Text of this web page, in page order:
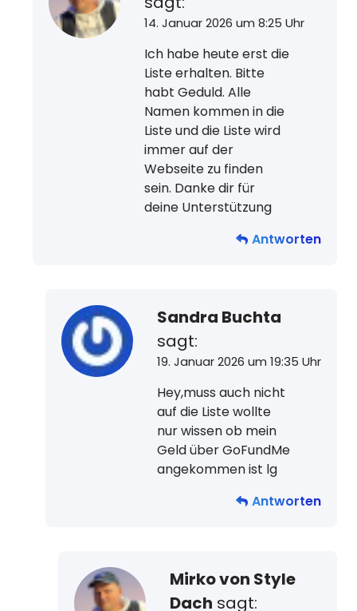
14. Januar 2026 um 8:25 Uhr
Ich habe heute erst die
Liste erhalten. Bitte
habt Geduld. Alle
Namen kommen in die
Liste und die Liste wird
immer auf der
Webseite zu finden
sein. Danke dir für
deine Unterstützung
Antworten
Sandra Buchta
sagt:
19. Januar 2026 um 19:35 Uhr
Hey,muss auch nicht
auf die Liste wollte
nur wissen ob mein
Geld über GoFundMe
angekommen ist lg
Antworten
Mirko von Style
Dach sagt: